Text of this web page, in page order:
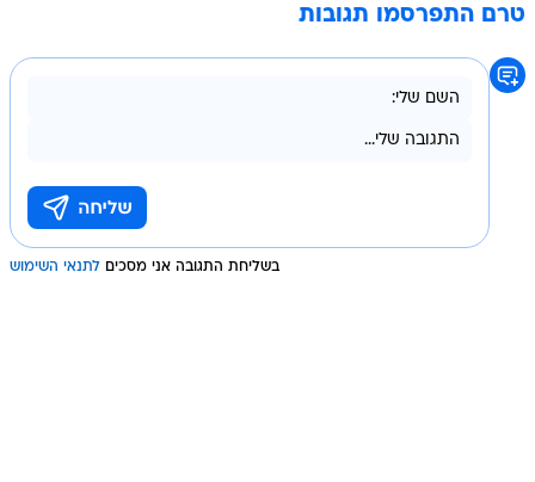
טרם התפרסמו תגובות
בשליחת התגובה אני מסכים לתנאי השימוש